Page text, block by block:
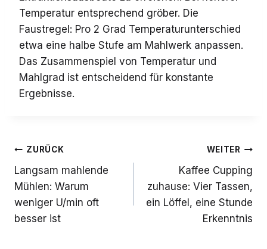
Temperatur entsprechend gröber. Die
Faustregel: Pro 2 Grad Temperaturunterschied
etwa eine halbe Stufe am Mahlwerk anpassen.
Das Zusammenspiel von Temperatur und
Mahlgrad ist entscheidend für konstante
Ergebnisse.
Beitrags-
Navigation
ZURÜCK
Langsam mahlende
Mühlen: Warum
weniger U/min oft
besser ist
WEITER
Kaffee Cupping
zuhause: Vier Tassen,
ein Löffel, eine Stunde
Erkenntnis